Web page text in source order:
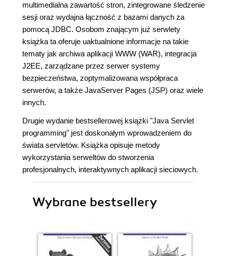
multimedialna zawartość stron, zintegrowane śledzenie
sesji oraz wydajna łączność z bazami danych za
pomocą JDBC. Osobom znającym już serwlety
książka ta oferuje uaktualnione informacje na takie
tematy jak archiwa aplikacji WWW (WAR), integracja
J2EE, zarządzane przez serwer systemy
bezpieczeństwa, zoptymalizowana współpraca
serwerów, a także JavaServer Pages (JSP) oraz wiele
innych.
Drugie wydanie bestsellerowej książki "Java Servlet
programming" jest doskonałym wprowadzeniem do
świata servletów. Książka opisuje metody
wykorzystania serweltów do stworzenia
profesjonalnych, interaktywnych aplikacji sieciowych.
Wybrane bestsellery